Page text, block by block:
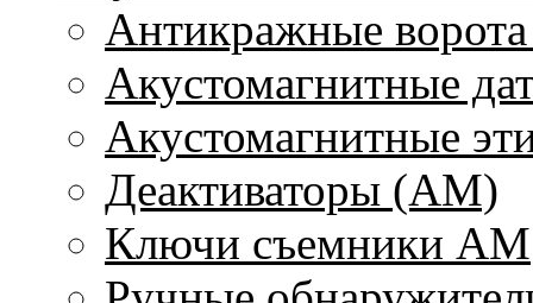
Антикражные
Акустомагнитные
Акустомагнитные
Деактиваторы (АМ)
Ключи съемники АМ